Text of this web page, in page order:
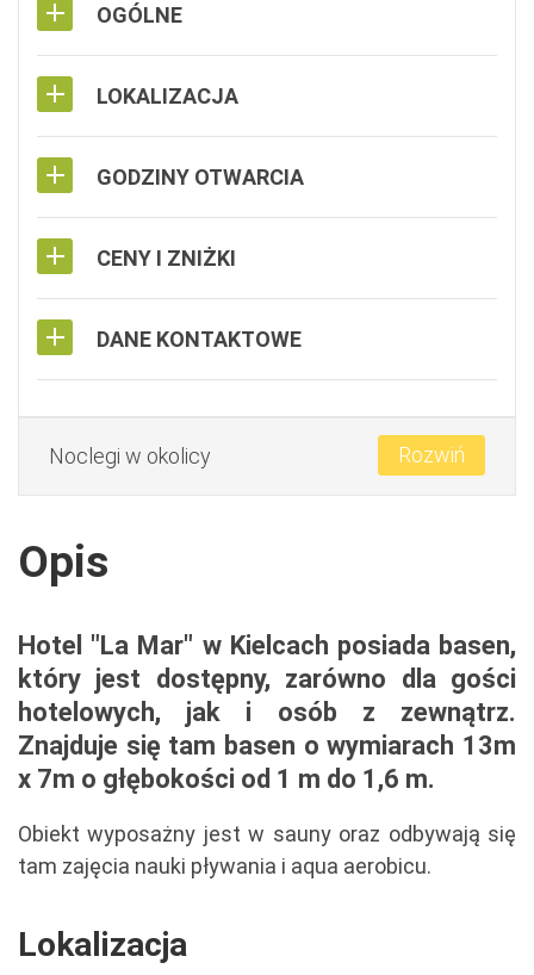
OGÓLNE
LOKALIZACJA
GODZINY OTWARCIA
CENY I ZNIŻKI
DANE KONTAKTOWE
Noclegi w okolicy Rozwiń
Opis
Hotel "La Mar" w Kielcach posiada basen,
który jest dostępny, zarówno dla gości
hotelowych, jak i osób z zewnątrz.
Znajduje się tam basen o wymiarach 13m
x 7m o głębokości od 1 m do 1,6 m.
Obiekt wyposażny jest w sauny oraz odbywają się
tam zajęcia nauki pływania i aqua aerobicu.
Lokalizacja